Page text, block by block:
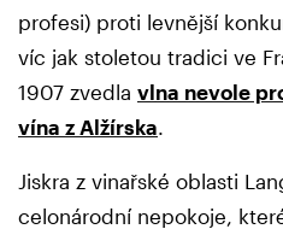
profesi) proti levnější
víc jak stoletou tradici ve
1907 zvedla vlna nevole
vína z Alžírska
Jiskra z vinařské oblasti
celonárodní nepokoje,